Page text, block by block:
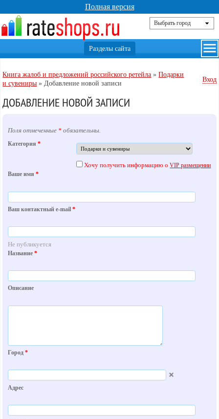
Полная версия
Книга жалоб и предложений российского ретейла »Подарки
и сувениры »Добавление новой записи
Вход
ДОБАВЛЕНИЕ НОВОЙ ЗАПИСИ
Поля отмеченные * обязательны.
Категория*
Хочу получить информацию оVIP размещении
Ваше имя*
Ваш контактный e-mail*
Не публикуется
Название*
Описание
Город*
Адрес